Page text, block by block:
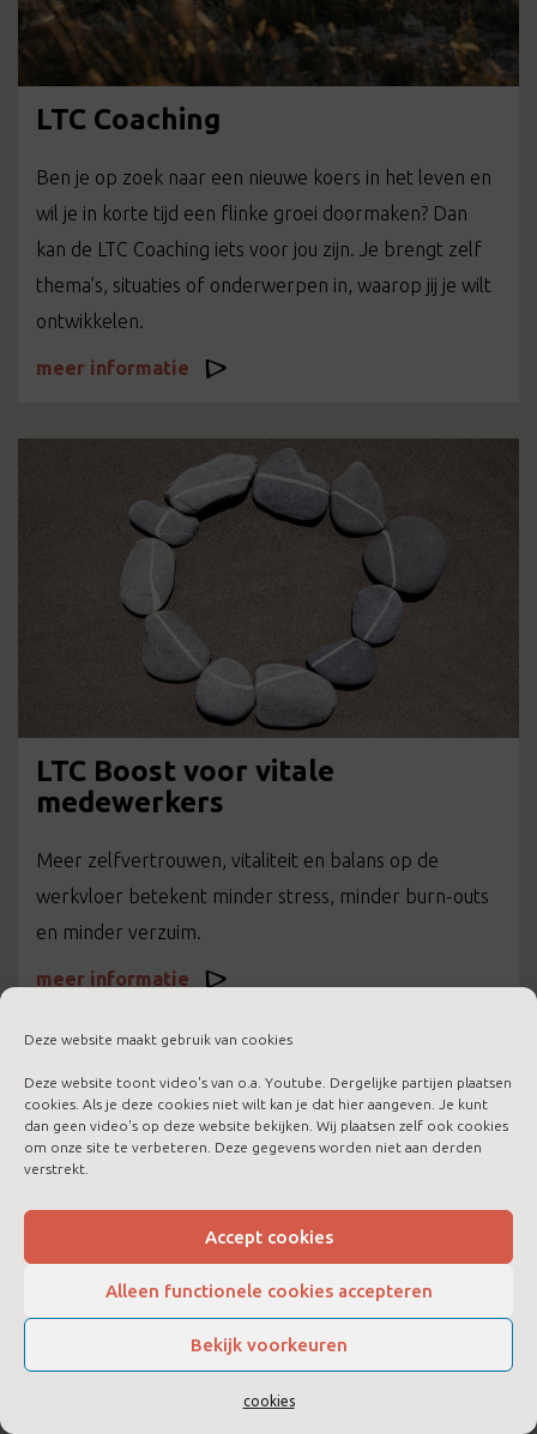
Deze website maakt gebruik van cookies
Deze website toont video's van o.a. Youtube. Dergelijke partijen plaatsen
cookies. Als je deze cookies niet wilt kan je dat hier aangeven. Je kunt
dan geen video's op deze website bekijken. Wij plaatsen zelf ook cookies
om onze site te verbeteren. Deze gegevens worden niet aan derden
verstrekt.
Accept cookies
Alleen functionele cookies accepteren
Bekijk voorkeuren
cookies
LTC Coaching
Ben je op zoek naar een nieuwe koers in het leven en
wil je in korte tijd een flinke groei doormaken? Dan
kan de LTC Coaching iets voor jou zijn. Je brengt zelf
thema’s, situaties of onderwerpen in, waarop jij je wilt
ontwikkelen.
meer informatie
LTC Boost voor vitale
medewerkers
Meer zelfvertrouwen, vitaliteit en balans op de
werkvloer betekent minder stress, minder burn-outs
en minder verzuim.
meer informatie
LTC Boost voor jezelf